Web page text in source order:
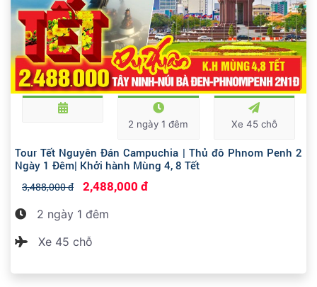
2 ngày 1 đêm Xe 45 chỗ
Tour Tết Nguyên Đán Campuchia | Thủ đô Phnom Penh 2
Ngày 1 Đêm| Khởi hành Mùng 4, 8 Tết
3,488,000 đ 2,488,000 đ
2 ngày 1 đêm
Xe 45 chỗ